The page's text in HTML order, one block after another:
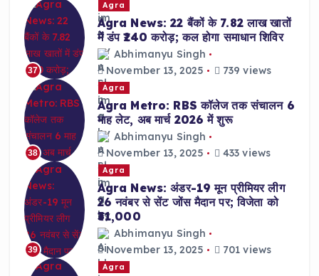
37
Agra
Agra News: 22 बैंकों के 7.82 लाख खातों
में डंप ₹240 करोड़; कल होगा समाधान शिविर
Abhimanyu Singh
November 13, 2025
739 views
38
Agra
Agra Metro: RBS कॉलेज तक संचालन 6
माह लेट, अब मार्च 2026 में शुरू
Abhimanyu Singh
November 13, 2025
433 views
39
Agra
Agra News: अंडर-19 मून प्रीमियर लीग
26 नवंबर से सेंट जोंस मैदान पर; विजेता को
₹31,000
Abhimanyu Singh
November 13, 2025
701 views
Agra